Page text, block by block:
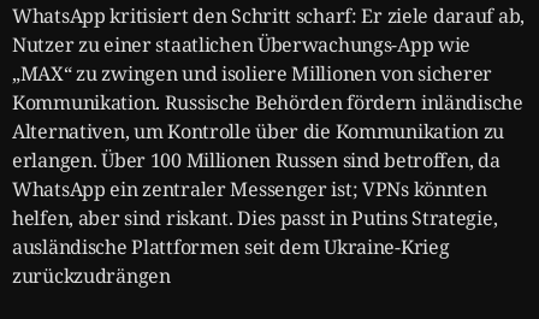
WhatsApp kritisiert den Schritt scharf: Er ziele darauf ab,
Nutzer zu einer staatlichen Überwachungs-App wie
„MAX“ zu zwingen und isoliere Millionen von sicherer
Kommunikation. Russische Behörden fördern inländische
Alternativen, um Kontrolle über die Kommunikation zu
erlangen. Über 100 Millionen Russen sind betroffen, da
WhatsApp ein zentraler Messenger ist; VPNs könnten
helfen, aber sind riskant. Dies passt in Putins Strategie,
ausländische Plattformen seit dem Ukraine-Krieg
zurückzudrängen